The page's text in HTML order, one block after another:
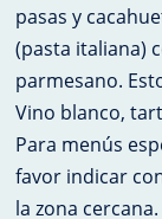
pasas y
(pasta italiana)
parmesano.
Vino blanco,
Para menús
favor indicar
la zona